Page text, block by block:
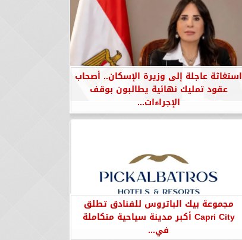
استغاثة عاجلة إلى وزيرة الإسكان.. أصحاب
عقود تمليك نهائية يطالبون بوقف
الإجراءات...
مجموعة بيك الباتروس للفنادق تطلق
Capri City أكبر مدينة سياحية متكاملة
في...